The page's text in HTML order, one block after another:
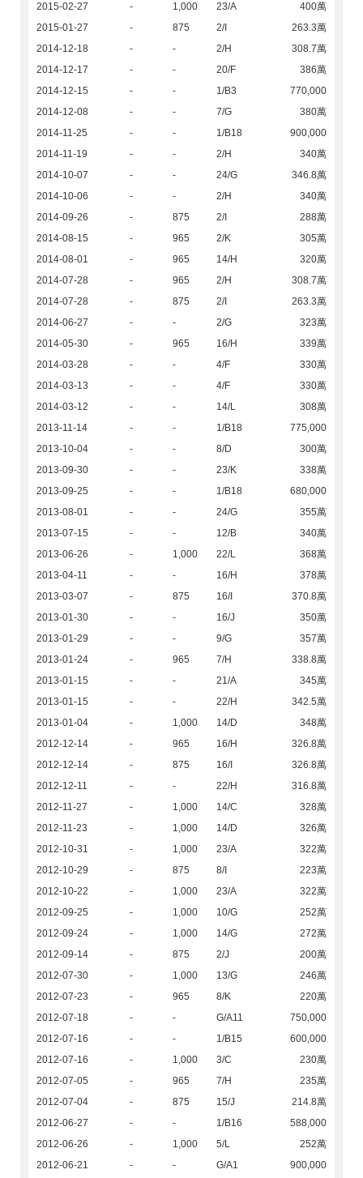
2015-02-27
- 1,000 23/A
400萬
2015-01-27
- 875 2/I
263.3萬
2014-12-18
- - 2/H
308.7萬
2014-12-17
- - 20/F
386萬
2014-12-15
- - 1/B3
770,000
2014-12-08
- - 7/G
380萬
2014-11-25
- - 1/B18
900,000
2014-11-19
- - 2/H
340萬
2014-10-07
- - 24/G
346.8萬
2014-10-06
- - 2/H
340萬
2014-09-26
- 875 2/I
288萬
2014-08-15
- 965 2/K
305萬
2014-08-01
- 965 14/H
320萬
2014-07-28
- 965 2/H
308.7萬
2014-07-28
- 875 2/I
263.3萬
2014-06-27
- - 2/G
323萬
2014-05-30
- 965 16/H
339萬
2014-03-28
- - 4/F
330萬
2014-03-13
- - 4/F
330萬
2014-03-12
- - 14/L
308萬
2013-11-14
- - 1/B18
775,000
2013-10-04
- - 8/D
300萬
2013-09-30
- - 23/K
338萬
2013-09-25
- - 1/B18
680,000
2013-08-01
- - 24/G
355萬
2013-07-15
- - 12/B
340萬
2013-06-26
- 1,000 22/L
368萬
2013-04-11
- - 16/H
378萬
2013-03-07
- 875 16/I
370.8萬
2013-01-30
- - 16/J
350萬
2013-01-29
- - 9/G
357萬
2013-01-24
- 965 7/H
338.8萬
2013-01-15
- - 21/A
345萬
2013-01-15
- - 22/H
342.5萬
2013-01-04
- 1,000 14/D
348萬
2012-12-14
- 965 16/H
326.8萬
2012-12-14
- 875 16/I
326.8萬
2012-12-11
- - 22/H
316.8萬
2012-11-27
- 1,000 14/C
328萬
2012-11-23
- 1,000 14/D
326萬
2012-10-31
- 1,000 23/A
322萬
2012-10-29
- 875 8/I
223萬
2012-10-22
- 1,000 23/A
322萬
2012-09-25
- 1,000 10/G
252萬
2012-09-24
- 1,000 14/G
272萬
2012-09-14
- 875 2/J
200萬
2012-07-30
- 1,000 13/G
246萬
2012-07-23
- 965 8/K
220萬
2012-07-18
- - G/A11
750,000
2012-07-16
- - 1/B15
600,000
2012-07-16
- 1,000 3/C
230萬
2012-07-05
- 965 7/H
235萬
2012-07-04
- 875 15/J
214.8萬
2012-06-27
- - 1/B16
588,000
2012-06-26
- 1,000 5/L
252萬
2012-06-21
- - G/A1
900,000